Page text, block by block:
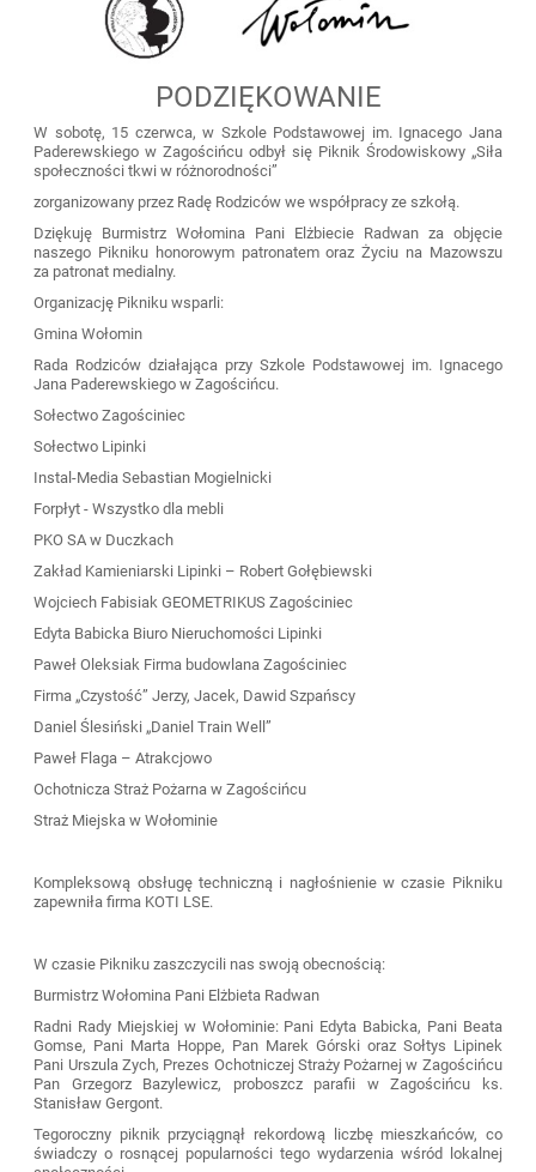
PODZIĘKOWANIE
W sobotę, 15 czerwca, w Szkole Podstawowej im. Ignacego Jana
Paderewskiego w Zagościńcu odbył się Piknik Środowiskowy „Siła
społeczności tkwi w różnorodności”
zorganizowany przez Radę Rodziców we współpracy ze szkołą.
Dziękuję Burmistrz Wołomina Pani Elżbiecie Radwan za objęcie
naszego Pikniku honorowym patronatem oraz Życiu na Mazowszu
za patronat medialny.
Organizację Pikniku wsparli:
Gmina Wołomin
Rada Rodziców działająca przy Szkole Podstawowej im. Ignacego
Jana Paderewskiego w Zagościńcu.
Sołectwo Zagościniec
Sołectwo Lipinki
Instal-Media Sebastian Mogielnicki
Forpłyt - Wszystko dla mebli
PKO SA w Duczkach
Zakład Kamieniarski Lipinki – Robert Gołębiewski
Wojciech Fabisiak GEOMETRIKUS Zagościniec
Edyta Babicka Biuro Nieruchomości Lipinki
Paweł Oleksiak Firma budowlana Zagościniec
Firma „Czystość” Jerzy, Jacek, Dawid Szpańscy
Daniel Ślesiński „Daniel Train Well”
Paweł Flaga – Atrakcjowo
Ochotnicza Straż Pożarna w Zagościńcu
Straż Miejska w Wołominie
Kompleksową obsługę techniczną i nagłośnienie w czasie Pikniku
zapewniła firma KOTI LSE.
W czasie Pikniku zaszczycili nas swoją obecnością:
Burmistrz Wołomina Pani Elżbieta Radwan
Radni Rady Miejskiej w Wołominie: Pani Edyta Babicka, Pani Beata
Gomse, Pani Marta Hoppe, Pan Marek Górski oraz Sołtys Lipinek
Pani Urszula Zych, Prezes Ochotniczej Straży Pożarnej w Zagościńcu
Pan Grzegorz Bazylewicz, proboszcz parafii w Zagościńcu ks.
Stanisław Gergont.
Tegoroczny piknik przyciągnął rekordową liczbę mieszkańców, co
świadczy o rosnącej popularności tego wydarzenia wśród lokalnej